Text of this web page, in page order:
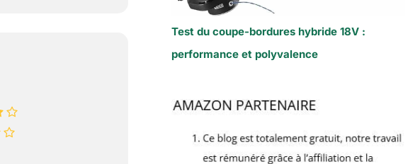
Test du coupe-bordures hybride 18V :
performance et polyvalence